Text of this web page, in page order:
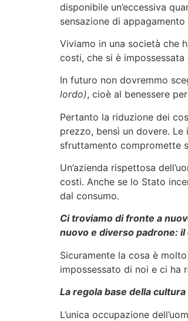
disponibile un’eccessiva
sensazione di
Viviamo in una società che
costi, che si è
In futuro non dovremmo
lordo), cioè al benessere
Pertanto la riduzione dei
prezzo, bensì un dovere.
sfruttamento compromette
Un’azienda rispettosa
costi. Anche se lo Stato
dal consumo.
Ci troviamo di fronte a
nuovo e diverso padrone: il
Sicuramente la cosa è
impossessato di noi e ci ha
La regola base della
L’unica occupazione